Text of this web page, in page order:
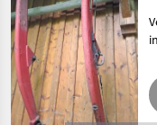
Alle 44
anzeigen
MARKTPLATZ
Marktplatz